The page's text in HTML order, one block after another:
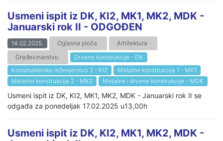
Usmeni ispit iz DK, KI2, MK1, MK2, MDK -
Januarski rok II - ODGOĐEN
14.02.2025. Oglasna ploča
Arhitektura
Građevinarstvo
Drvene konstrukcije - DK
Konstruktersko inženjerstvo 2 - KI2
Metalne konstrukcije 1 - MK1
Metalne konstrukcije 2 - MK2
Metalne i drvene konstrukcije - MDK
Usmeni ispit iz DK, KI2, MK1, MK2, MDK - Januarski rok II se
odgađa za ponedeljak 17.02.2025 u13,00h
Usmeni ispit iz DK, KI2, MK1, MK2, MDK -